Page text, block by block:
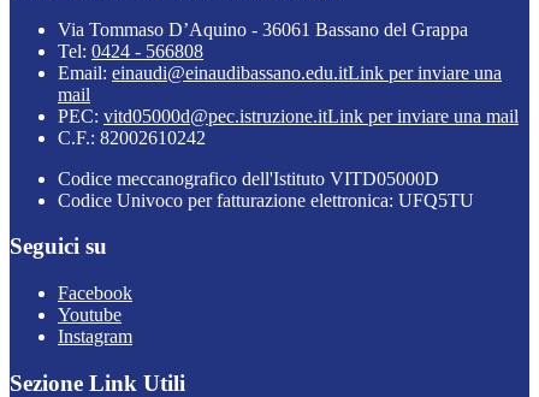
Via Tommaso D’Aquino - 36061 Bassano del Grappa
Tel: 0424 - 566808
Email: einaudi@einaudibassano.edu.itLink per inviare una
mail
PEC: vitd05000d@pec.istruzione.itLink per inviare una mail
C.F.: 82002610242
Codice meccanografico dell'Istituto VITD05000D
Codice Univoco per fatturazione elettronica: UFQ5TU
Seguici su
Facebook
Youtube
Instagram
Sezione Link Utili